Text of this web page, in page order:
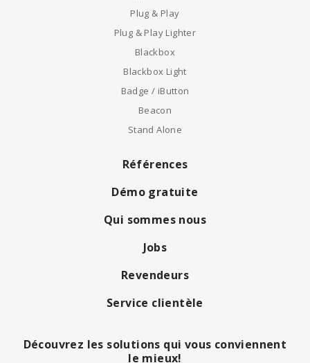
Plug & Play
Plug & Play Lighter
Blackbox
Blackbox Light
Badge / iButton
Beacon
Stand Alone
Références
Démo gratuite
Qui sommes nous
Jobs
Revendeurs
Service clientèle
Découvrez les solutions qui vous conviennent
le mieux!